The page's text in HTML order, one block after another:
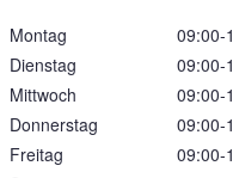
Montag
Dienstag
Mittwoch
Donnerstag
Freitag